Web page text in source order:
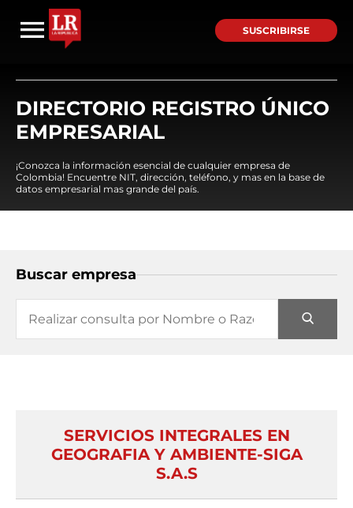
SUSCRIBIRSE
DIRECTORIO REGISTRO ÚNICO
EMPRESARIAL
¡Conozca la información esencial de cualquier empresa de
Colombia! Encuentre NIT, dirección, teléfono, y mas en la base de
datos empresarial mas grande del país.
Buscar empresa
SERVICIOS INTEGRALES EN
GEOGRAFIA Y AMBIENTE-SIGA
S.A.S